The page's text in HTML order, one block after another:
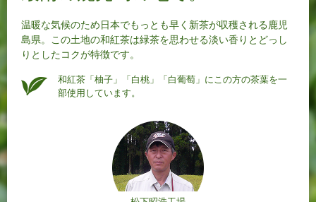
温暖な気候のため日本でもっとも早く新茶が収穫される鹿児
島県。この土地の和紅茶は緑茶を思わせる淡い香りとどっし
りとしたコクが特徴です。
和紅茶「柚子」「白桃」「白葡萄」にこの方の茶葉を一
部使用しています。